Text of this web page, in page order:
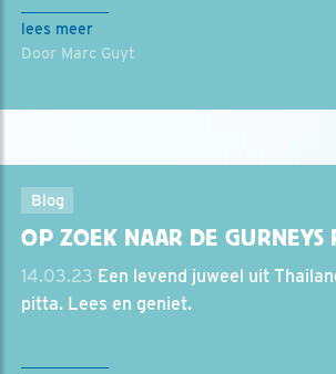
lees meer
Door Marc Guyt
Blog
OP ZOEK NAAR DE GURNEYS
14.03.23 Een levend juweel uit
pitta. Lees en geniet.